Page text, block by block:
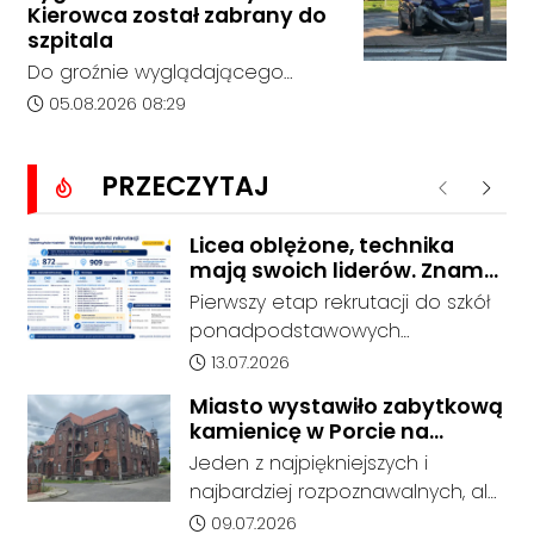
wcześniejszego zainteresowania
terenem ze strony sieci Dino, do
postępowania nie zgłosił się
żaden oferent.
Kierowca został zabrany do
szpitala
Do groźnie wyglądającego
zdarzenia drogowego doszło w
godziny 6:30 kierujący
samochodem marki Honda
zjechał z drogi i uderzył w
sygnalizator świetlny.
Data dodania artykułu:
05.08.2026 08:29
PRZECZYTAJ Poprzednie
Licea oblężone, technika
mają swoich liderów. Znamy
wstępne wyniki rekrutacji do
szkół w powiecie
Pierwszy etap rekrutacji do szkół
ponadpodstawowych
prowadzonych przez Powiat
coraz wyraźniejsze preferencje
tegorocznych absolwentów szkół
podstawowych. Dane dotyczą
kandydatów, którzy wskazali dany
Data dodania artykułu:
13.07.2026
Miasto wystawiło zabytkową
kamienicę w Porcie na
sprzedaż. W dawnym hotelu
mają powstać mieszkania
Jeden z najpiękniejszych i
najbardziej rozpoznawalnych, ale
też najbardziej niszczejących
Data dodania artykułu:
09.07.2026